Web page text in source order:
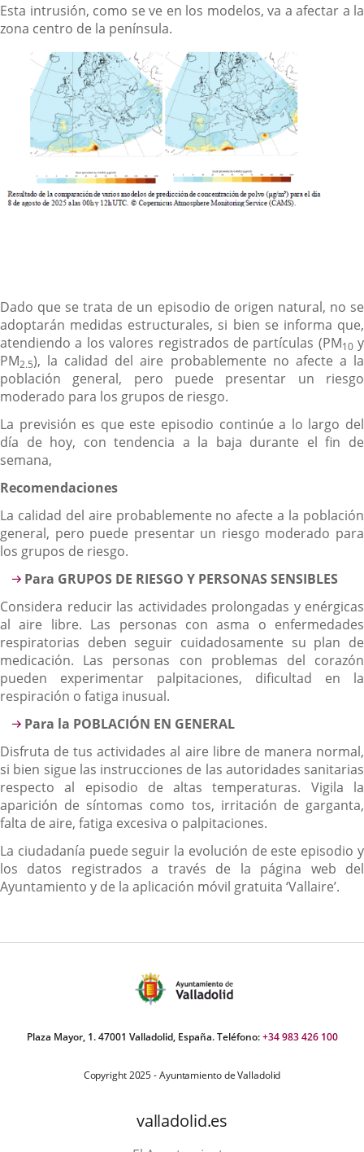
Esta intrusión, como se ve en los modelos, va a afectar a la
zona centro de la península.
Dado que se trata de un episodio de origen natural, no se
adoptarán medidas estructurales, si bien se informa que,
atendiendo a los valores registrados de partículas (PM10y
PM2.5), la calidad del aire probablemente no afecte a la
población general, pero puede presentar un riesgo
moderado para los grupos de riesgo.
La previsión es que este episodio continúe a lo largo del
día de hoy, con tendencia a la baja durante el fin de
semana,
Recomendaciones
La calidad del aire probablemente no afecte a la población
general, pero puede presentar un riesgo moderado para
los grupos de riesgo.
Para GRUPOS DE RIESGO Y PERSONAS SENSIBLES
Considera reducir las actividades prolongadas y enérgicas
al aire libre. Las personas con asma o enfermedades
respiratorias deben seguir cuidadosamente su plan de
medicación. Las personas con problemas del corazón
pueden experimentar palpitaciones, dificultad en la
respiración o fatiga inusual.
Para la POBLACIÓN EN GENERAL
Disfruta de tus actividades al aire libre de manera normal,
si bien sigue las instrucciones de las autoridades sanitarias
respecto al episodio de altas temperaturas. Vigila la
aparición de síntomas como tos, irritación de garganta,
falta de aire, fatiga excesiva o palpitaciones.
La ciudadanía puede seguir la evolución de este episodio y
los datos registrados a través de la página web del
Ayuntamiento y de la aplicación móvil gratuita ‘Vallaire’.
Plaza Mayor, 1. 47001 Valladolid, España. Teléfono:+34 983 426 100
Copyright 2025 - Ayuntamiento de Valladolid
valladolid.es